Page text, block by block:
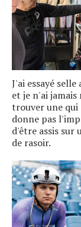
J'ai essayé selle
et je n'ai jamais
trouver une qui
donne pas
d'être assis sur
de rasoir.